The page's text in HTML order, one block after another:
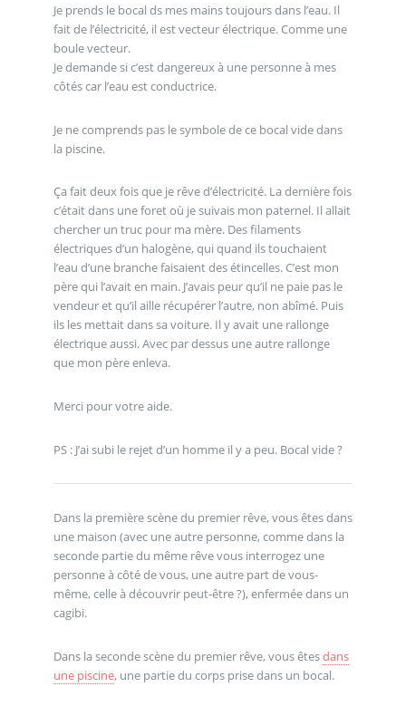
Je prends le bocal ds mes mains toujours dans l’eau. Il
fait de l’électricité, il est vecteur électrique. Comme une
boule vecteur.
Je demande si c’est dangereux à une personne à mes
côtés car l’eau est conductrice.
Je ne comprends pas le symbole de ce bocal vide dans
la piscine.
Ça fait deux fois que je rêve d’électricité. La dernière fois
c’était dans une foret où je suivais mon paternel. Il allait
chercher un truc pour ma mère. Des filaments
électriques d’un halogène, qui quand ils touchaient
l’eau d’une branche faisaient des étincelles. C’est mon
père qui l’avait en main. J’avais peur qu’il ne paie pas le
vendeur et qu’il aille récupérer l’autre, non abîmé. Puis
ils les mettait dans sa voiture. Il y avait une rallonge
électrique aussi. Avec par dessus une autre rallonge
que mon père enleva.
Merci pour votre aide.
PS : J’ai subi le rejet d’un homme il y a peu. Bocal vide ?
Dans la première scène du premier rêve, vous êtes dans
une maison (avec une autre personne, comme dans la
seconde partie du même rêve vous interrogez une
personne à côté de vous, une autre part de vous-
même, celle à découvrir peut-être ?), enfermée dans un
cagibi.
Dans la seconde scène du premier rêve, vous êtesdans
une piscine, une partie du corps prise dans un bocal.